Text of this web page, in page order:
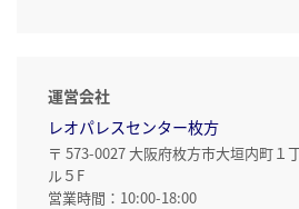
運営会社
レオパレスセンター枚方
〒 573-0027 大阪府枚方市大垣内町１
ル５F
営業時間：10:00-18:00